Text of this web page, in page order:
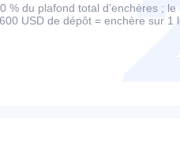
du plafond total d’enchères ;
USD de dépôt = enchère sur 1